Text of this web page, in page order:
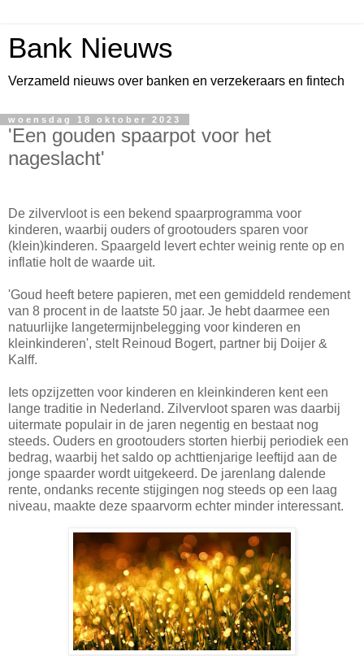
Bank Nieuws
Verzameld nieuws over banken en verzekeraars en fintech
woensdag 18 oktober 2023
'Een gouden spaarpot voor het
nageslacht'
De zilvervloot is een bekend spaarprogramma voor
kinderen, waarbij ouders of grootouders sparen voor
(klein)kinderen. Spaargeld levert echter weinig rente op en
inflatie holt de waarde uit.
'Goud heeft betere papieren, met een gemiddeld rendement
van 8 procent in de laatste 50 jaar. Je hebt daarmee een
natuurlijke langetermijnbelegging voor kinderen en
kleinkinderen', stelt Reinoud Bogert, partner bij Doijer &
Kalff.
Iets opzijzetten voor kinderen en kleinkinderen kent een
lange traditie in Nederland. Zilvervloot sparen was daarbij
uitermate populair in de jaren negentig en bestaat nog
steeds. Ouders en grootouders storten hierbij periodiek een
bedrag, waarbij het saldo op achttienjarige leeftijd aan de
jonge spaarder wordt uitgekeerd. De jarenlang dalende
rente, ondanks recente stijgingen nog steeds op een laag
niveau, maakte deze spaarvorm echter minder interessant.